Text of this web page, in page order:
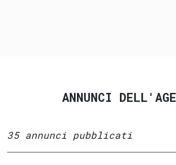
ANNUNCI
35 annunci pubblicati